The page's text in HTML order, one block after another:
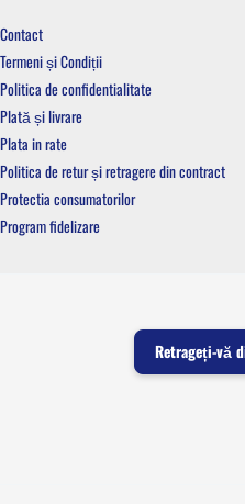
Contact
Termeni și Condiții
Politica de confidentialitate
Plată și livrare
Plata in rate
Politica de retur și retragere din contract
Protectia consumatorilor
Program fidelizare
Retrageți-vă